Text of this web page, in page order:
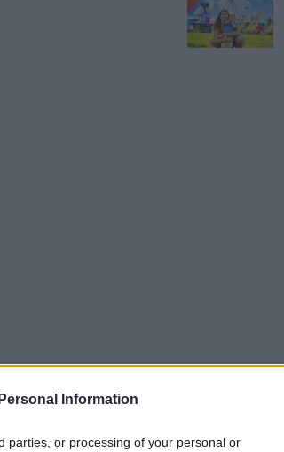
Information
parties, or processing of your personal or